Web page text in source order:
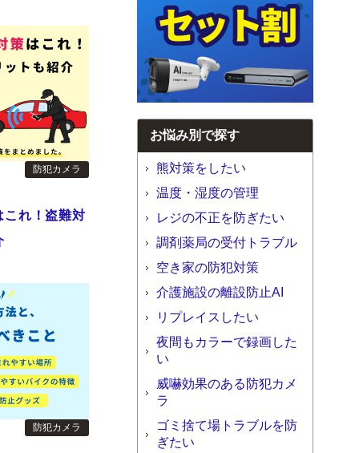
防犯カメラ
これ！盗難対
防犯カメラ
お悩み別で探す
熊対策をしたい
温度・湿度の管理
レジの不正を防ぎたい
調剤薬局の受付トラブル
空き家の防犯対策
介護施設の離設防止AI
リプレイスしたい
夜間もカラーで録画した
い
威嚇効果のある防犯カメ
ラ
ゴミ捨て場トラブルを防
ぎたい